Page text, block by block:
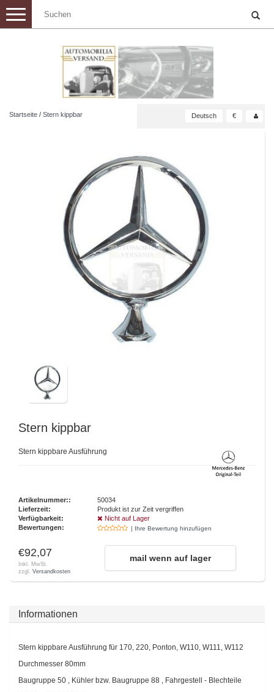
Toggle
navigation
Startseite / Stern kippbar Deutsch €
Stern kippbar
Stern kippbare Ausführung
Artikelnummer::
50034
Lieferzeit:
Produkt ist zur Zeit vergriffen
Verfügbarkeit:
Nicht auf Lager
Bewertungen:
| Ihre Bewertung hinzufügen
€92,07
Inkl. MwSt.
zzgl. Versandkosten
mail wenn auf lager
Informationen
Stern kippbare Ausführung für 170, 220, Ponton, W110, W111, W112
Durchmesser 80mm
Baugruppe 50 , Kühler bzw. Baugruppe 88 , Fahrgestell - Blechteile